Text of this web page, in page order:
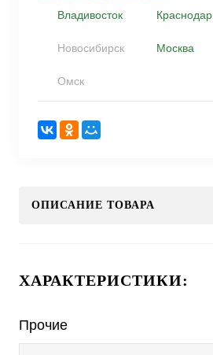
Владивосток Краснодар
Новосибирск Москва
Омск
ОПИСАНИЕ ТОВАРА
ХАРАКТЕРИСТИКИ:
Прочие